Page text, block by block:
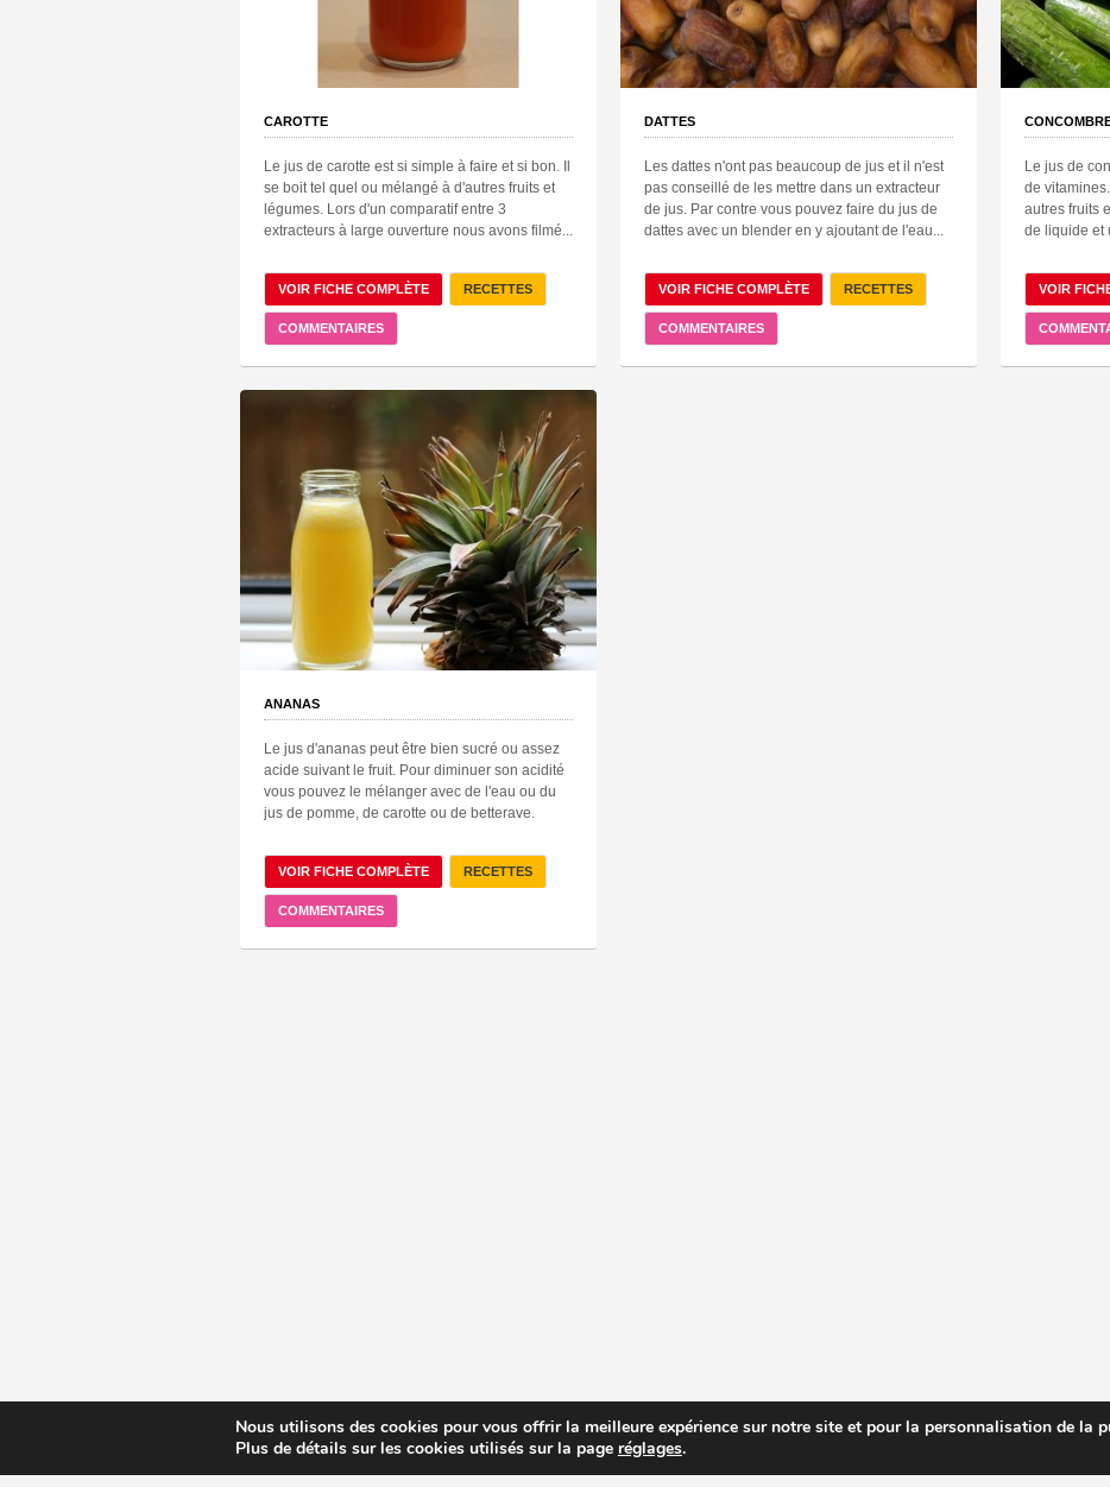
CAROTTE
Le jus de carotte est si simple à faire et si bon. Il
se boit tel quel ou mélangé à d'autres fruits et
légumes. Lors d'un comparatif entre 3
extracteurs à large ouverture nous avons filmé...
VOIR FICHE COMPLÈTE RECETTES
COMMENTAIRES
DATTES
Les dattes n'ont pas beaucoup de jus et il n'est
pas conseillé de les mettre dans un extracteur
de jus. Par contre vous pouvez faire du jus de
dattes avec un blender en y ajoutant de l'eau...
VOIR FICHE COMPLÈTE RECETTES
COMMENTAIRES
Le jus de
de
autres fruits
de liquide et
VOIR
ANANAS
Le jus d'ananas peut être bien sucré ou assez
acide suivant le fruit. Pour diminuer son acidité
vous pouvez le mélanger avec de l'eau ou du
jus de pomme, de carotte ou de betterave.
VOIR FICHE COMPLÈTE RECETTES
COMMENTAIRES
Nous utilisons des cookies pour vous offrir la meilleure expérience sur notre site et pour la personnalisation de la
Plus de détails sur les cookies utilisés sur la page réglages.